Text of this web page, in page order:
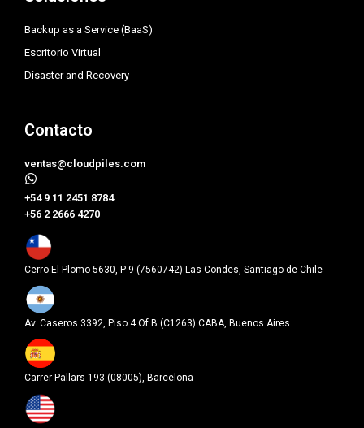
Backup as a Service (BaaS)
Escritorio Virtual
Disaster and Recovery
Contacto
ventas@cloudpiles.com
​+54 9 11 2451 8784
+56 2 2666 4270
Cerro El Plomo 5630, P 9 (7560742) Las Condes, Santiago de Chile
Av. Caseros 3392, Piso 4 Of B (C1263) CABA, Buenos Aires
Carrer Pallars 193 (08005), Barcelona